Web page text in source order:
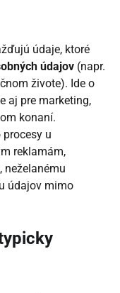
údaje, ktoré
údajov (napr.
živote). Ide o
aj pre marketing,
konaní.
u
reklamám,
neželanému
údajov mimo